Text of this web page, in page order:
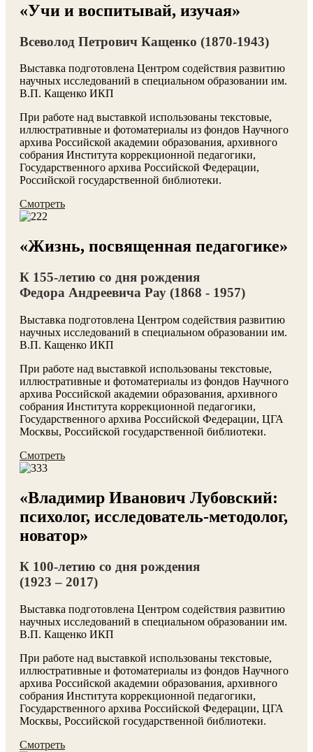
«Учи и воспитывай, изучая»
Всеволод Петрович Кащенко (1870-1943)
Выставка подготовлена Центром содействия развитию
научных исследований в специальном образовании им.
В.П. Кащенко ИКП
При работе над выставкой использованы текстовые,
иллюстративные и фотоматериалы из фондов Научного
архива Российской академии образования, архивного
собрания Института коррекционной педагогики,
Государственного архива Российской Федерации,
Российской государственной библиотеки.
Смотреть
«Жизнь, посвященная педагогике»
К 155-летию со дня рождения
Федора Андреевича Рау (1868 - 1957)
Выставка подготовлена Центром содействия развитию
научных исследований в специальном образовании им.
В.П. Кащенко ИКП
При работе над выставкой использованы текстовые,
иллюстративные и фотоматериалы из фондов Научного
архива Российской академии образования, архивного
собрания Института коррекционной педагогики,
Государственного архива Российской Федерации, ЦГА
Москвы, Российской государственной библиотеки.
Смотреть
«Владимир Иванович Лубовский:
психолог, исследователь-методолог,
новатор»
К 100-летию со дня рождения
(1923 – 2017)
Выставка подготовлена Центром содействия развитию
научных исследований в специальном образовании им.
В.П. Кащенко ИКП
При работе над выставкой использованы текстовые,
иллюстративные и фотоматериалы из фондов Научного
архива Российской академии образования, архивного
собрания Института коррекционной педагогики,
Государственного архива Российской Федерации, ЦГА
Москвы, Российской государственной библиотеки.
Смотреть